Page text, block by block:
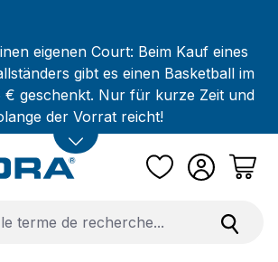
eigenen Court: Beim Kauf eines
gibt es einen Basketball im
€ geschenkt. Nur für kurze Zeit und
der Vorrat reicht!